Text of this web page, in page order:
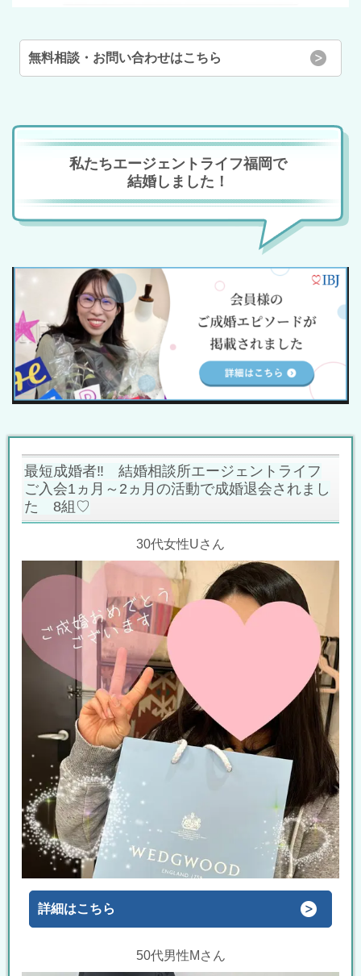
無料相談・お問い合わせはこちら
私たちエージェントライフ福岡で
結婚しました！
最短成婚者‼ 結婚相談所エージェントライフ
ご入会1ヵ月～2ヵ月の活動で成婚退会されまし
た 8組♡
30代女性Uさん
詳細はこちら
50代男性Mさん